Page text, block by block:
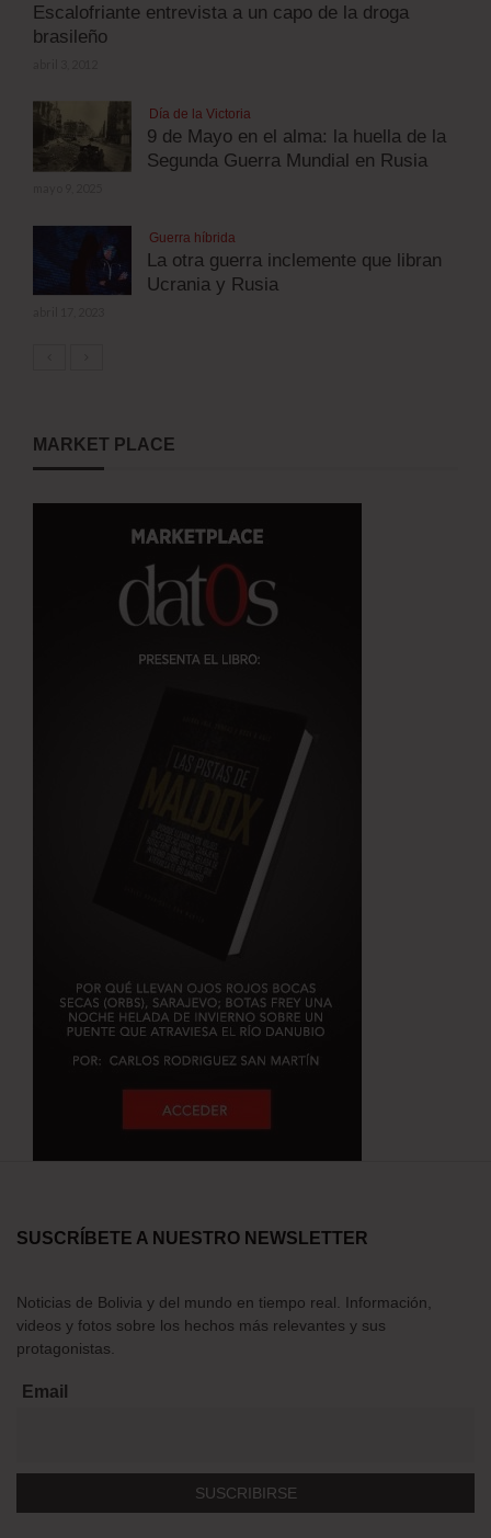
Escalofriante entrevista a un capo de la droga
brasileño
Día de la Victoria
9 de Mayo en el alma: la huella de la
Segunda Guerra Mundial en Rusia
Guerra híbrida
La otra guerra inclemente que libran
Ucrania y Rusia
MARKET PLACE
SUSCRÍBETE A NUESTRO NEWSLETTER
Noticias de Bolivia y del mundo en tiempo real. Información,
videos y fotos sobre los hechos más relevantes y sus
protagonistas.
Email